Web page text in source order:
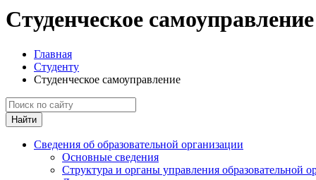
Студенческое самоуправление
Главная
Студенту
Студенческое самоуправление
Найти
Сведения об образовательной организации
Основные сведения
Структура и органы управления образовательной